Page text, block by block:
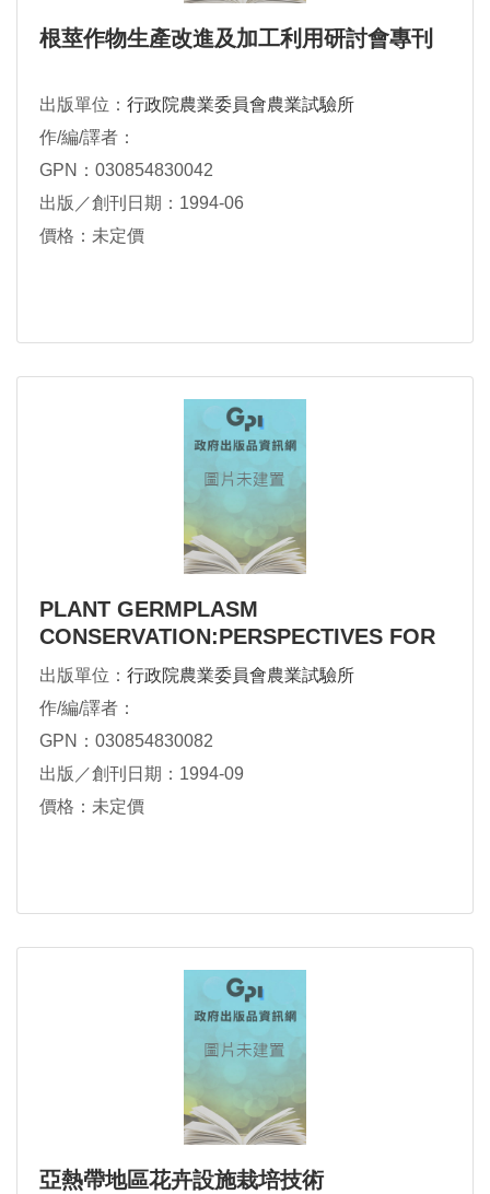
根莖作物生產改進及加工利用研討會專刊
出版單位： 行政院農業委員會農業試驗所
作/編/譯者：
GPN：030854830042
出版／創刊日期：1994-06
價格：未定價
PLANT GERMPLASM
CONSERVATION:PERSPECTIVES FOR
THE
出版單位： 行政院農業委員會農業試驗所
作/編/譯者：
GPN：030854830082
出版／創刊日期：1994-09
價格：未定價
亞熱帶地區花卉設施栽培技術